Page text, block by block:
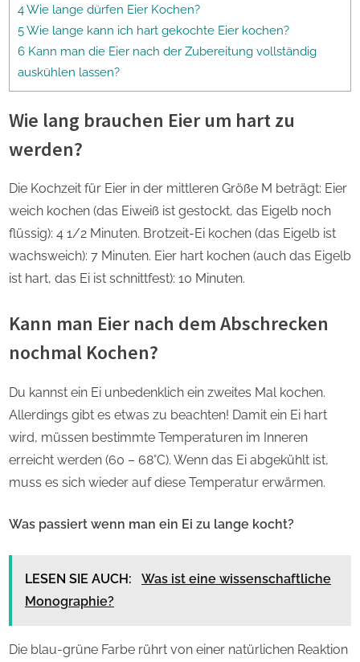
4 Wie lange dürfen Eier Kochen?
5 Wie lange kann ich hart gekochte Eier kochen?
6 Kann man die Eier nach der Zubereitung vollständig
auskühlen lassen?
Wie lang brauchen Eier um hart zu
werden?
Die Kochzeit für Eier in der mittleren Größe M beträgt: Eier
weich kochen (das Eiweiß ist gestockt, das Eigelb noch
flüssig): 4 1/2 Minuten. Brotzeit-Ei kochen (das Eigelb ist
wachsweich): 7 Minuten. Eier hart kochen (auch das Eigelb
ist hart, das Ei ist schnittfest): 10 Minuten.
Kann man Eier nach dem Abschrecken
nochmal Kochen?
Du kannst ein Ei unbedenklich ein zweites Mal kochen.
Allerdings gibt es etwas zu beachten! Damit ein Ei hart
wird, müssen bestimmte Temperaturen im Inneren
erreicht werden (60 – 68°C). Wenn das Ei abgekühlt ist,
muss es sich wieder auf diese Temperatur erwärmen.
Was passiert wenn man ein Ei zu lange kocht?
LESEN SIE AUCH:
Was ist eine wissenschaftliche
Monographie?
Die blau-grüne Farbe rührt von einer natürlichen Reaktion